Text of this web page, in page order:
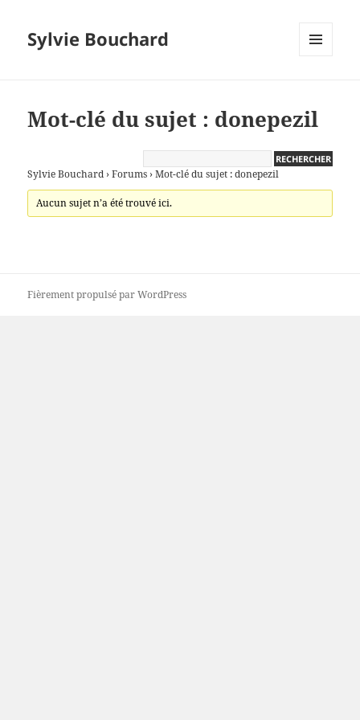
Sylvie Bouchard
Mot-clé du sujet : donepezil
Sylvie Bouchard › Forums › Mot-clé du sujet : donepezil
Aucun sujet n’a été trouvé ici.
Fièrement propulsé par WordPress